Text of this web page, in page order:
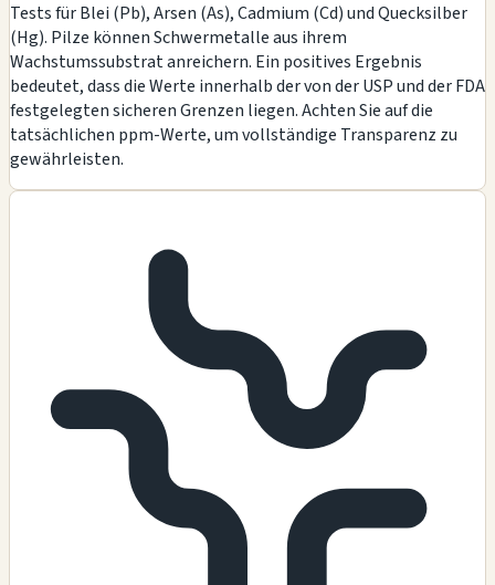
Tests für Blei (Pb), Arsen (As), Cadmium (Cd) und Quecksilber
(Hg). Pilze können Schwermetalle aus ihrem
Wachstumssubstrat anreichern. Ein positives Ergebnis
bedeutet, dass die Werte innerhalb der von der USP und der FDA
festgelegten sicheren Grenzen liegen. Achten Sie auf die
tatsächlichen ppm-Werte, um vollständige Transparenz zu
gewährleisten.